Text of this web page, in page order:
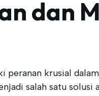
dan
krusial
salah satu